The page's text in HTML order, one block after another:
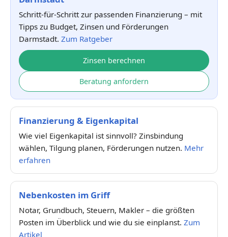
Schritt-für-Schritt zur passenden Finanzierung – mit
Tipps zu Budget, Zinsen und Förderungen
Darmstadt. Zum Ratgeber
Zinsen berechnen
Beratung anfordern
Finanzierung & Eigenkapital
Wie viel Eigenkapital ist sinnvoll? Zinsbindung
wählen, Tilgung planen, Förderungen nutzen. Mehr
erfahren
Nebenkosten im Griff
Notar, Grundbuch, Steuern, Makler – die größten
Posten im Überblick und wie du sie einplanst. Zum
Artikel